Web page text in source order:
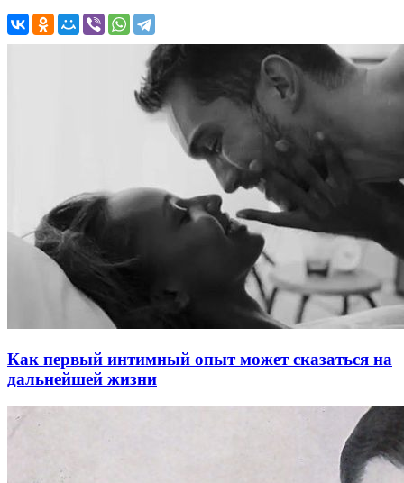
Как первый интимный опыт может сказаться на
дальнейшей жизни